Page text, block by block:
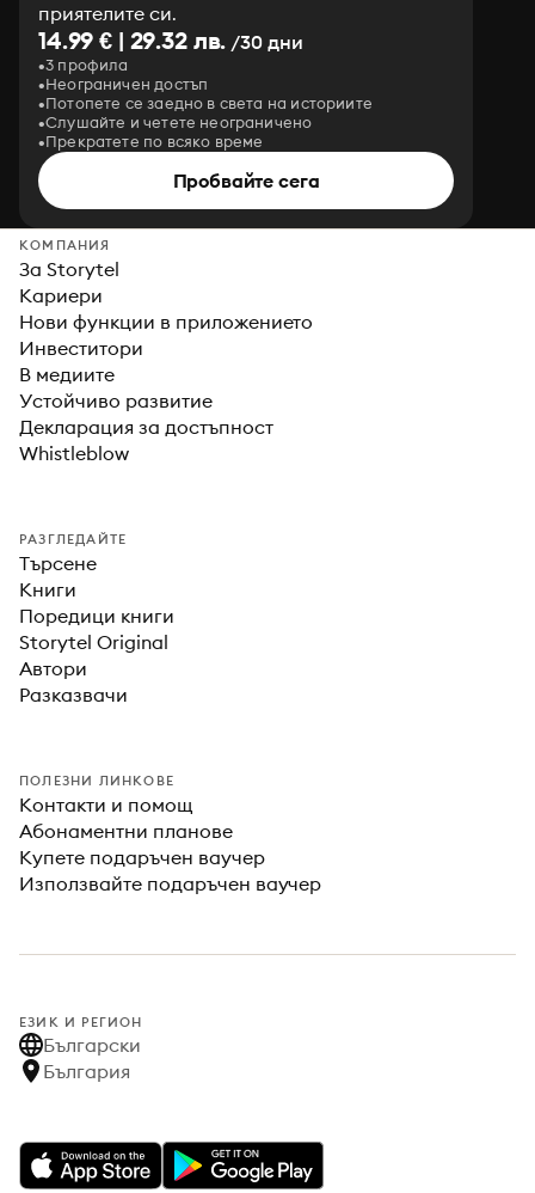
приятелите си.
14.99 € | 29.32 лв. /30 дни
3 профила
Неограничен достъп
Потопете се заедно в света на историите
Слушайте и четете неограничено
Прекратете по всяко време
Пробвайте сега
КОМПАНИЯ
За Storytel
Кариери
Нови функции в приложението
Инвеститори
В медиите
Устойчиво развитие
Декларация за достъпност
Whistleblow
РАЗГЛЕДАЙТЕ
Търсене
Книги
Поредици книги
Storytel Original
Автори
Разказвачи
ПОЛЕЗНИ ЛИНКОВЕ
Контакти и помощ
Абонаментни планове
Купете подаръчен ваучер
Използвайте подаръчен ваучер
ЕЗИК И РЕГИОН
Български
България